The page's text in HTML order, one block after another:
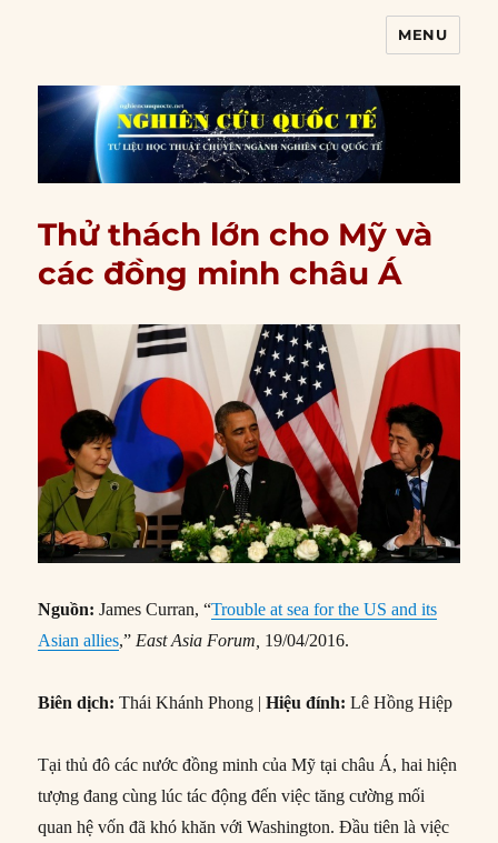
MENU
Thử thách lớn cho Mỹ và
các đồng minh châu Á
Nguồn: James Curran, “Trouble at sea for the US and its
Asian allies,”East Asia Forum, 19/04/2016.
Biên dịch: Thái Khánh Phong |Hiệu đính: Lê Hồng Hiệp
Tại thủ đô các nước đồng minh của Mỹ tại châu Á, hai hiện
tượng đang cùng lúc tác động đến việc tăng cường mối
quan hệ vốn đã khó khăn với Washington. Đầu tiên là việc